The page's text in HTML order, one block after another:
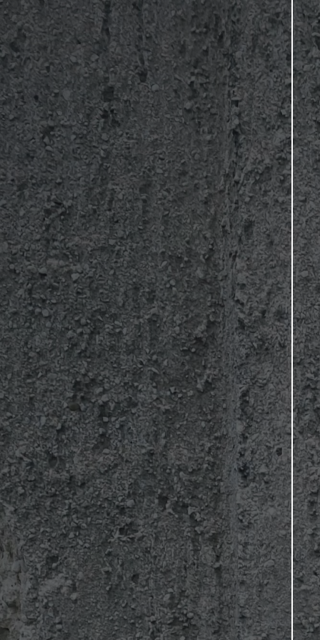
Nouvel outil réflexif à
l’intention des
professionnel·les:
Mieux soutenir les
personnes en arrêt
de travail pour un
problème de santé
mentale courant
En savoir plus